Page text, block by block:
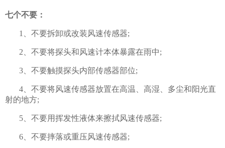
七个不要：
1、不要拆卸或改装风速传感器;
2、不要将探头和风速计本体暴露在雨中;
3、不要触摸探头内部传感器部位;
4、不要将风速传感器放置在高温、高湿、多尘和阳光直
射的地方;
5、不要用挥发性液体来擦拭风速传感器;
6、不要摔落或重压风速传感器;